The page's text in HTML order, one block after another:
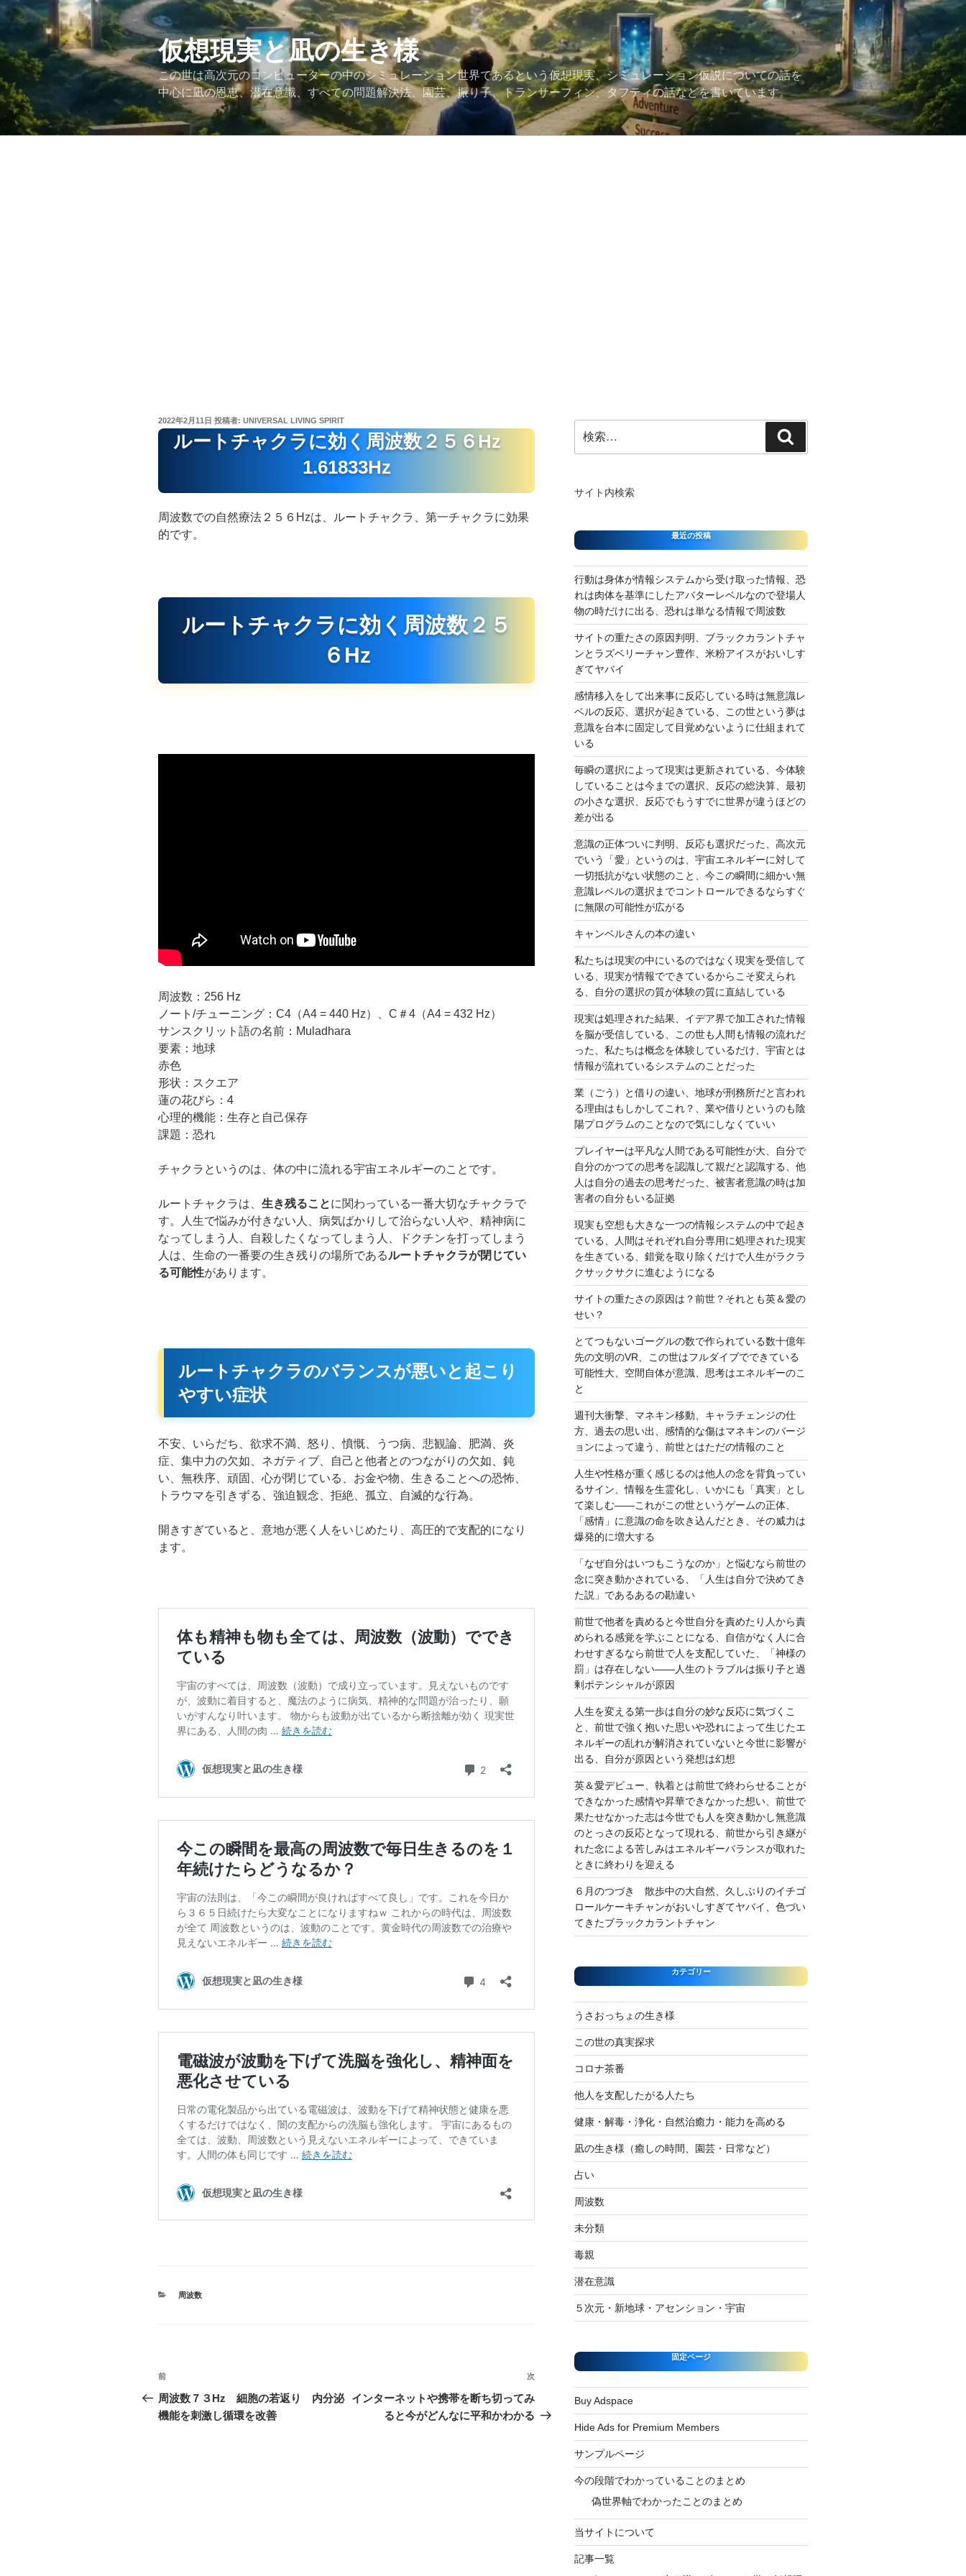
コ
テ
ン
ツ
へ
ス
仮想現実と凪の生き様
この世は高次元のコンピューターの中のシミュレーション世界であるという仮想現実、シミュレーション仮説についての話を
中心に凪の恩恵、潜在意識、すべての問題解決法、園芸、振り子、トランサーフィン、タフティの話などを書いています。
投
稿
2022年2月11日 投稿者: UNIVERSAL LIVING SPIRIT
ルートチャクラに効く周波数２５６Hz
1.61833Hz
周波数での自然療法２５６Hzは、ルートチャクラ、第一チャクラに効果
的です。
ルートチャクラに効く周波数２５
６Hz
周波数：256 Hz
ノート/チューニング：C4（A4 = 440 Hz）、C＃4（A4 = 432 Hz）
サンスクリット語の名前：Muladhara
要素：地球
赤色
形状：スクエア
蓮の花びら：4
心理的機能：生存と自己保存
課題：恐れ
チャクラというのは、体の中に流れる宇宙エネルギーのことです。
ルートチャクラは、 生き残ることに関わっている一番大切なチャクラで
す。人生で悩みが付きない人、病気ばかりして治らない人や、精神病に
なってしまう人、自殺したくなってしまう人、ドクチンを打ってしまう
人は、生命の一番要の生き残りの場所であるルートチャクラが閉じてい
る可能性があります。
ルートチャクラのバランスが悪いと起こり
やすい症状
不安、いらだち、欲求不満、怒り、憤慨、うつ病、悲観論、肥満、炎
症、集中力の欠如、ネガティブ、自己と他者とのつながりの欠如、鈍
い、無秩序、頑固、心が閉じている、お金や物、生きることへの恐怖、
トラウマを引きずる、強迫観念、拒絶、孤立、自滅的な行為。
開きすぎていると、意地が悪く人をいじめたり、高圧的で支配的になり
ます。
カ
周波数
投
稿
ナ
前
の
投
前
周波数７３Hz 細胞の若返り 内分泌
機能を刺激し循環を改善
次
投
次
インターネットや携帯を断ち切ってみ
ると今がどんなに平和かわかる
索:
索
サイト内検索
最近の投稿
行動は身体が情報システムから受け取った情報、恐
れは肉体を基準にしたアバターレベルなので登場人
物の時だけに出る、恐れは単なる情報で周波数
サイトの重たさの原因判明、ブラックカラントチャ
ンとラズベリーチャン豊作、米粉アイスがおいしす
ぎてヤバイ
感情移入をして出来事に反応している時は無意識レ
ベルの反応、選択が起きている、この世という夢は
意識を台本に固定して目覚めないように仕組まれて
いる
毎瞬の選択によって現実は更新されている、今体験
していることは今までの選択、反応の総決算、最初
の小さな選択、反応でもうすでに世界が違うほどの
差が出る
意識の正体ついに判明、反応も選択だった、高次元
でいう「愛」というのは、宇宙エネルギーに対して
一切抵抗がない状態のこと、今この瞬間に細かい無
意識レベルの選択までコントロールできるならすぐ
に無限の可能性が広がる
キャンベルさんの本の違い
私たちは現実の中にいるのではなく現実を受信して
いる、現実が情報でできているからこそ変えられ
る、自分の選択の質が体験の質に直結している
現実は処理された結果、イデア界で加工された情報
を脳が受信している、この世も人間も情報の流れだ
った、私たちは概念を体験しているだけ、宇宙とは
情報が流れているシステムのことだった
業（ごう）と借りの違い、地球が刑務所だと言われ
る理由はもしかしてこれ？、業や借りというのも陰
陽プログラムのことなので気にしなくていい
プレイヤーは平凡な人間である可能性が大、自分で
自分のかつての思考を認識して親だと認識する、他
人は自分の過去の思考だった、被害者意識の時は加
害者の自分もいる証拠
現実も空想も大きな一つの情報システムの中で起き
ている、人間はそれぞれ自分専用に処理された現実
を生きている、錯覚を取り除くだけで人生がラクラ
クサックサクに進むようになる
サイトの重たさの原因は？前世？それとも英＆愛の
せい？
とてつもないゴーグルの数で作られている数十億年
先の文明のVR、この世はフルダイブでできている
可能性大、空間自体が意識、思考はエネルギーのこ
と
週刊大衝撃、マネキン移動、キャラチェンジの仕
方、過去の思い出、感情的な傷はマネキンのバージ
ョンによって違う、前世とはただの情報のこと
人生や性格が重く感じるのは他人の念を背負ってい
るサイン、情報を生霊化し、いかにも「真実」とし
て楽しむ――これがこの世というゲームの正体、
「感情」に意識の命を吹き込んだとき、その威力は
爆発的に増大する
「なぜ自分はいつもこうなのか」と悩むなら前世の
念に突き動かされている、「人生は自分で決めてき
た説」であるあるの勘違い
前世で他者を責めると今世自分を責めたり人から責
められる感覚を学ぶことになる、自信がなく人に合
わせすぎるなら前世で人を支配していた、「神様の
罰」は存在しない――人生のトラブルは振り子と過
剰ポテンシャルが原因
人生を変える第一歩は自分の妙な反応に気づくこ
と、前世で強く抱いた思いや恐れによって生じたエ
ネルギーの乱れが解消されていないと今世に影響が
出る、自分が原因という発想は幻想
英＆愛デビュー、執着とは前世で終わらせることが
できなかった感情や昇華できなかった想い、前世で
果たせなかった志は今世でも人を突き動かし無意識
のとっさの反応となって現れる、前世から引き継が
れた念による苦しみはエネルギーバランスが取れた
ときに終わりを迎える
６月のつづき 散歩中の大自然、久しぶりのイチゴ
ロールケーキチャンがおいしすぎてヤバイ、色づい
てきたブラックカラントチャン
カテゴリー
うさおっちょの生き様
この世の真実探求
コロナ茶番
他人を支配したがる人たち
健康・解毒・浄化・自然治癒力・能力を高める
凪の生き様（癒しの時間、園芸・日常など）
占い
周波数
未分類
毒親
潜在意識
５次元・新地球・アセンション・宇宙
固定ページ
Buy Adspace
Hide Ads for Premium Members
サンプルページ
今の段階でわかっていることのまとめ
偽世界軸でわかったことのまとめ
当サイトについて
記事一覧